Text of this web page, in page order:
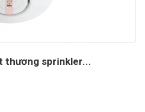
thương sprinkler...